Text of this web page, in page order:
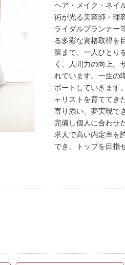
ヘア・メイク・ネイ
術が光る美容師・理
ライダルプランナー
る多彩な資格取得を
策まで、一人ひとり
く、人間力の向上。
れています。一生の
ポートしていきます
ャリストを育ててき
寄り添い、夢実現で
完備し個人に合わせ
求人で高い内定率を
でき、トップを目指